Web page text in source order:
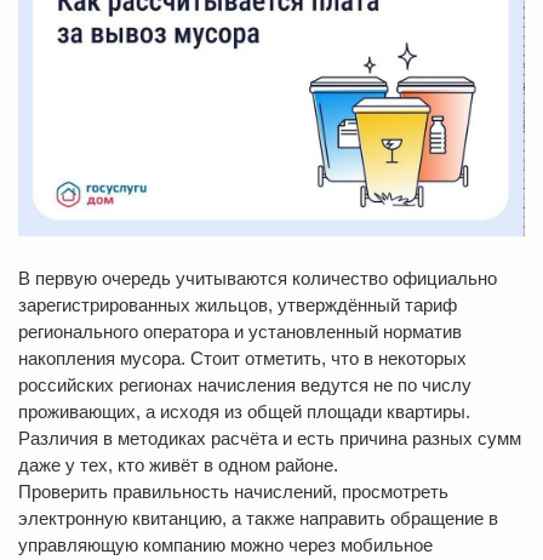
В первую очередь учитываются количество официально
зарегистрированных жильцов, утверждённый тариф
регионального оператора и установленный норматив
накопления мусора. Стоит отметить, что в некоторых
российских регионах начисления ведутся не по числу
проживающих, а исходя из общей площади квартиры.
Различия в методиках расчёта и есть причина разных сумм
даже у тех, кто живёт в одном районе.
Проверить правильность начислений, просмотреть
электронную квитанцию, а также направить обращение в
управляющую компанию можно через мобильное